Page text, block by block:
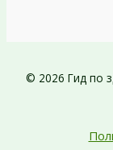
© 2026 Гид по